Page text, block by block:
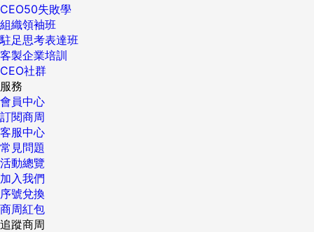
CEO50失敗學
組織領袖班
駐足思考表達班
客製企業培訓
CEO社群
服務
會員中心
訂閱商周
客服中心
常見問題
活動總覽
加入我們
序號兌換
商周紅包
追蹤商周